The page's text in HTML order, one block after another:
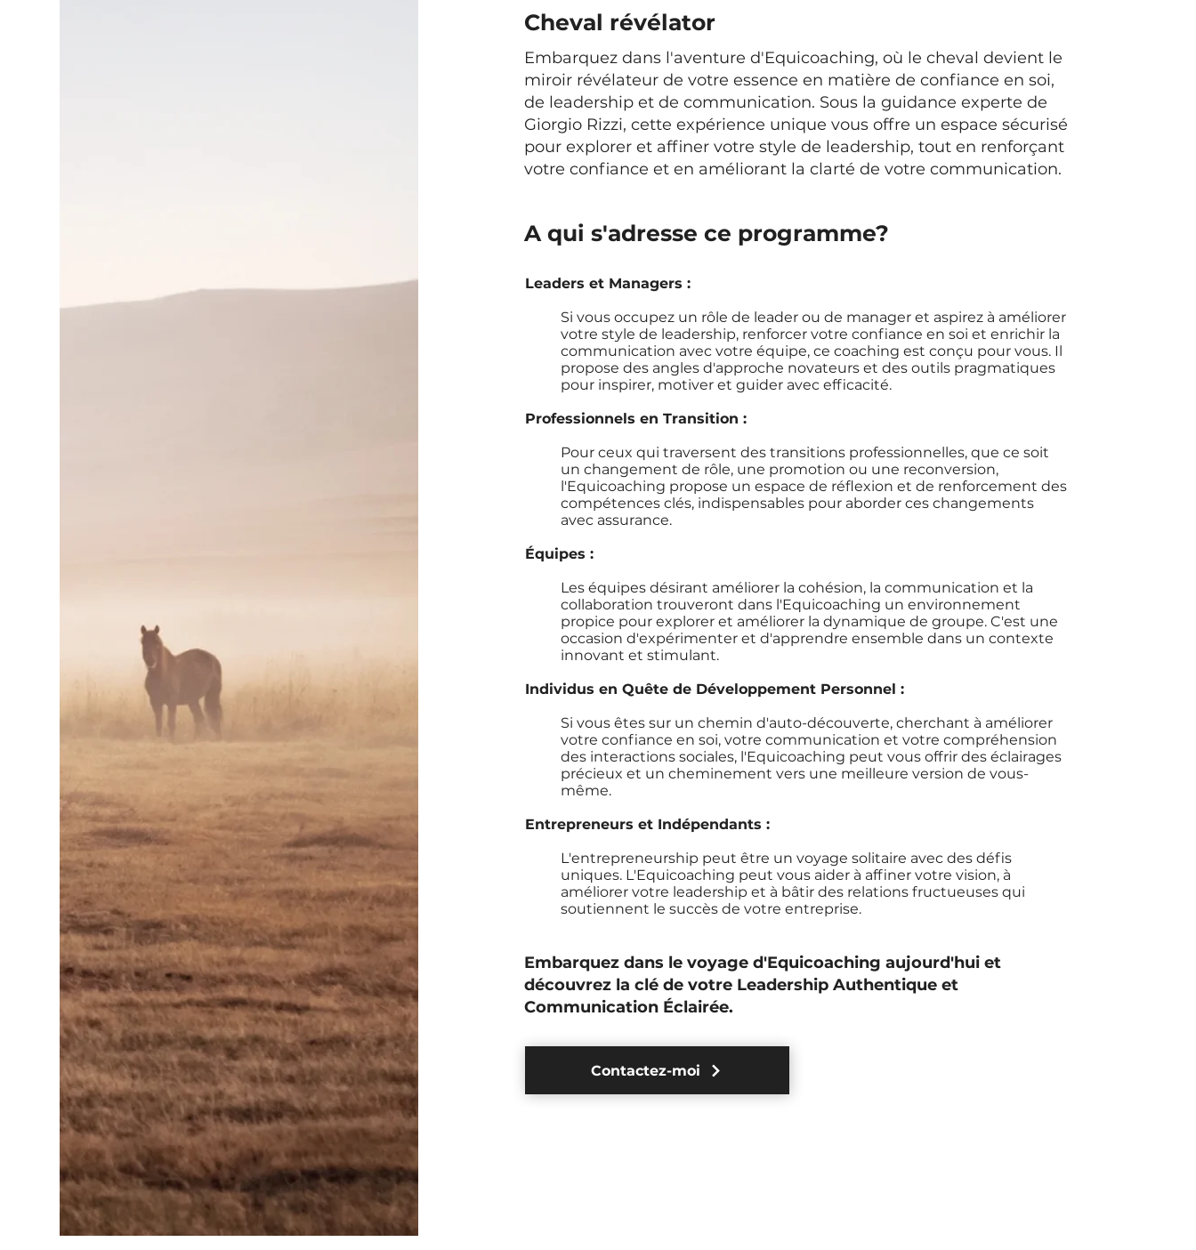
Cheval révélator
Embarquez dans l'aventure d'Equicoaching, où le cheval devient le
miroir révélateur de votre essence en matière de confiance en soi,
de leadership et de communication. Sous la guidance experte de
Giorgio Rizzi, cette expérience unique vous offre un espace sécurisé
pour explorer et affiner votre style de leadership, tout en renforçant
votre confiance et en améliorant la clarté de votre communication.
A qui s'adresse ce programme?
Leaders et Managers :
Si vous occupez un rôle de leader ou de manager et aspirez à améliorer
votre style de leadership, renforcer votre confiance en soi et enrichir la
communication avec votre équipe, ce coaching est conçu pour vous. Il
propose des angles d'approche novateurs et des outils pragmatiques
pour inspirer, motiver et guider avec efficacité.
Professionnels en Transition :
Pour ceux qui traversent des transitions professionnelles, que ce soit
un changement de rôle, une promotion ou une reconversion,
l'Equicoaching propose un espace de réflexion et de renforcement des
compétences clés, indispensables pour aborder ces changements
avec assurance.
Équipes :
Les équipes désirant améliorer la cohésion, la communication et la
collaboration trouveront dans l'Equicoaching un environnement
propice pour explorer et améliorer la dynamique de groupe. C'est une
occasion d'expérimenter et d'apprendre ensemble dans un contexte
innovant et stimulant.
Individus en Quête de Développement Personnel :
Si vous êtes sur un chemin d'auto-découverte, cherchant à améliorer
votre confiance en soi, votre communication et votre compréhension
des interactions sociales, l'Equicoaching peut vous offrir des éclairages
précieux et un cheminement vers une meilleure version de vous-
même.
Entrepreneurs et Indépendants :
L'entrepreneurship peut être un voyage solitaire avec des défis
uniques. L'Equicoaching peut vous aider à affiner votre vision, à
améliorer votre leadership et à bâtir des relations fructueuses qui
soutiennent le succès de votre entreprise.
Embarquez dans le voyage d'Equicoaching aujourd'hui et
découvrez la clé de votre Leadership Authentique et
Communication Éclairée.
Contactez-moi